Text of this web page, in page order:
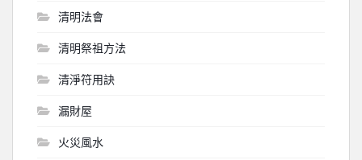
清明法會
清明祭祖方法
清淨符用訣
漏財屋
火災風水